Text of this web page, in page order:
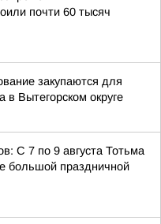
почти 60 тысяч
закупаются для
в Вытегорском округе
С 7 по 9 августа Тотьма
большой праздничной